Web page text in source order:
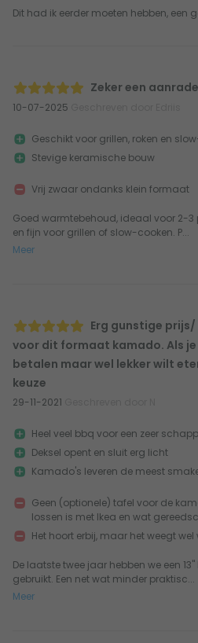
Dit had ik eerder moeten hebben, een
Zeker een
10-07-2025
Goed warmtebehoud, ideaal voor 2-3
en fijn voor grillen of slow-cooken. P...
Meer
Geschikt voor grillen, roken en
Stevige keramische bouw
Vrij zwaar ondanks klein formaat
Erg gunstige
voor dit formaat kamado. Als
betalen maar wel lekker wilt
keuze
29-11-2021
De laatste twee jaar hebben we een
gebruikt. Een net wat minder praktisc...
Meer
Heel veel bbq voor een zeer
Deksel opent en sluit erg licht
Kamado's leveren de meest
Geen (optionele) tafel voor de
lossen is met Ikea en wat
Het hoort erbij, maar het weegt wel